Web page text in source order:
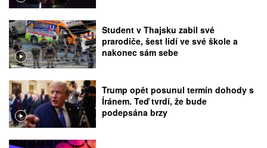
Student v Thajsku zabil své
prarodiče, šest lidí ve své škole a
nakonec sám sebe
Trump opět posunul termín dohody s
Íránem. Teď tvrdí, že bude
podepsána brzy